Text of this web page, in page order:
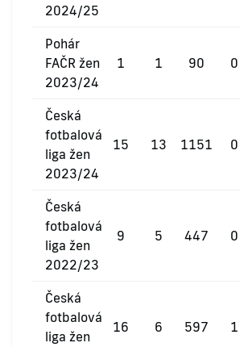
2024/25
Pohár
FAČR žen
2023/24
1 1 90 0
Česká
fotbalová
liga žen
2023/24
15 13 1151 0
Česká
fotbalová
liga žen
2022/23
9 5 447 0
Česká
fotbalová
liga žen
16 6 597 1